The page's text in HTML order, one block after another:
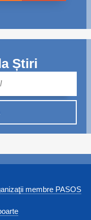
Știri
membre PASOS